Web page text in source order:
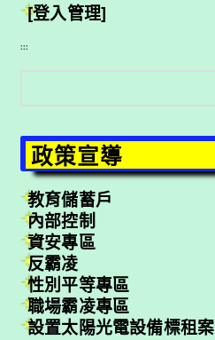
[登入管理]
:::
搜
尋
政策宣導
教育儲蓄戶
內部控制
資安專區
反霸凌
性別平等專區
職場霸凌專區
設置太陽光電設備標租案